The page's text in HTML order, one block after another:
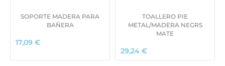
SOPORTE MADERA PARA
BAÑERA
17,09 €
TOALLERO PIE
METAL/MADERA NEGRS
MATE
29,24 €